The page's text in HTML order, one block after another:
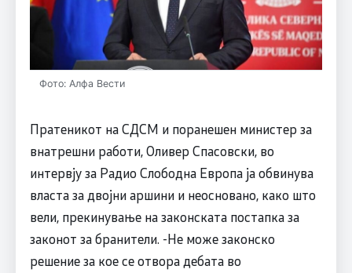
Фото: Алфа Вести
Пратеникот на СДСМ и поранешен министер за
внатрешни работи, Оливер Спасовски, во
интервју за Радио Слободна Европа ја обвинува
власта за двојни аршини и неосновано, како што
вели, прекинување на законската постапка за
законот за бранители. -Не може законско
решение за кое се отвора дебата во